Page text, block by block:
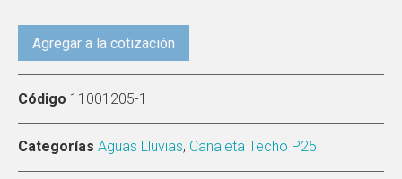
Agregar a la cotización
Código 11001205-1
Categorías Aguas Lluvias, Canaleta Techo P25